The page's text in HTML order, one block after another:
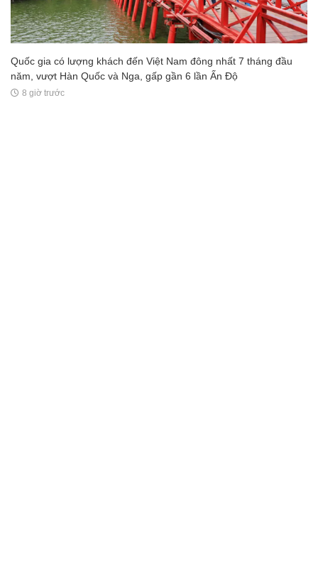
Quốc gia có lượng khách đến Việt Nam đông nhất 7 tháng đầu
năm, vượt Hàn Quốc và Nga, gấp gần 6 lần Ấn Độ
8 giờ trước